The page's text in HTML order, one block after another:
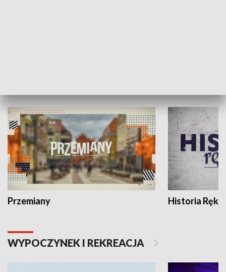
Przemiany Historia Ręką
WYPOCZYNEK I REKREACJA